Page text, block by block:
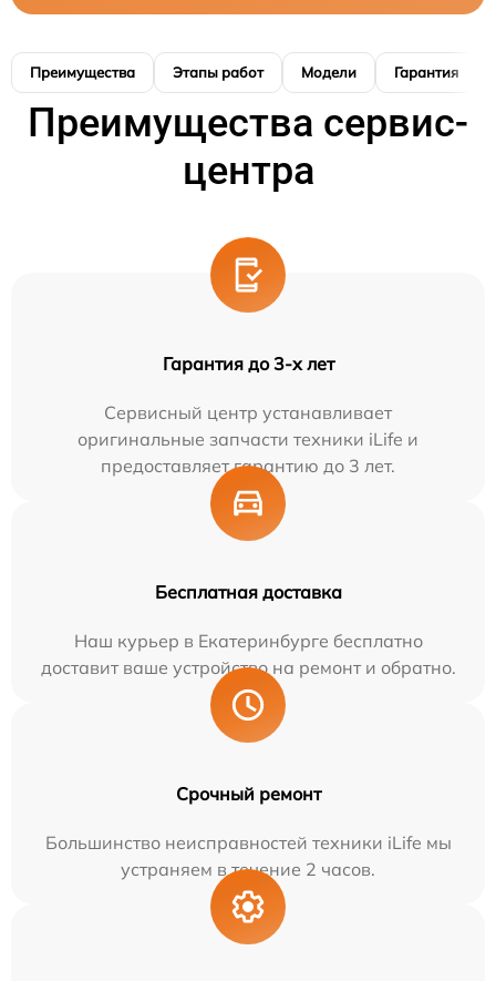
Преимущества Этапы работ Модели Гарантия
Преимущества сервис-
центра
Гарантия до 3-х лет
Сервисный центр устанавливает
оригинальные запчасти техники iLife и
предоставляет гарантию до 3 лет.
Бесплатная доставка
Наш курьер в Екатеринбурге бесплатно
доставит ваше устройство на ремонт и обратно.
Срочный ремонт
Большинство неисправностей техники iLife мы
устраняем в течение 2 часов.